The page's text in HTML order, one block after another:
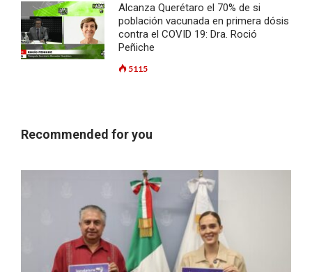
Alcanza Querétaro el 70% de si
población vacunada en primera dósis
contra el COVID 19: Dra. Roció
Peñiche
5115
Recommended for you